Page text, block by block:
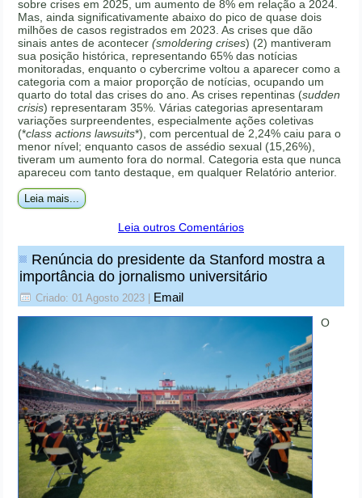
sobre crises em 2025, um aumento de 8% em relação a 2024.
Mas, ainda significativamente abaixo do pico de quase dois
milhões de casos registrados em 2023. As crises que dão
sinais antes de acontecer(smoldering crises) (2) mantiveram
sua posição histórica, representando 65% das notícias
monitoradas, enquanto o cybercrime voltou a aparecer como a
categoria com a maior proporção de notícias, ocupando um
quarto do total das crises do ano. As crises repentinas (sudden
crisis) representaram 35%. Várias categorias apresentaram
variações surpreendentes, especialmente ações coletivas
(*class actions lawsuits*), com percentual de 2,24% caiu para o
menor nível; enquanto casos de assédio sexual (15,26%),
tiveram um aumento fora do normal. Categoria esta que nunca
apareceu com tanto destaque, em qualquer Relatório anterior.
Leia mais...
Leia outros Comentários
Renúncia do presidente da Stanford mostra a
importância do jornalismo universitário
Criado: 01 Agosto 2023 Email
O